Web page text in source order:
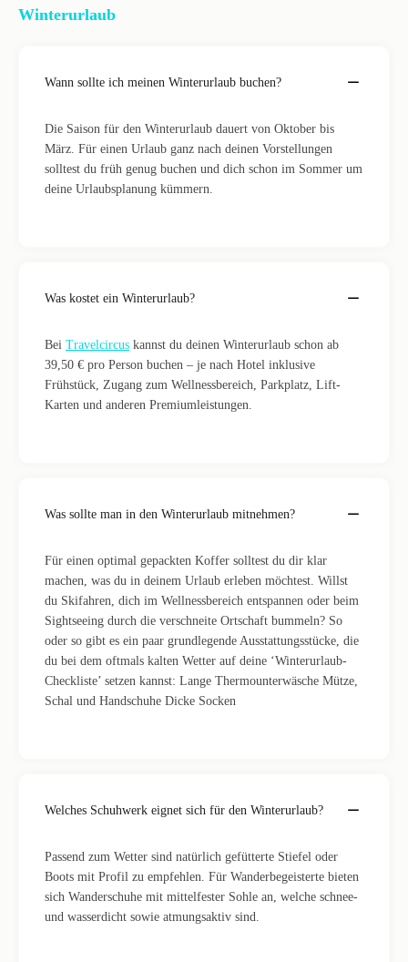
Winterurlaub
Wann sollte ich meinen Winterurlaub buchen?
Die Saison für den Winterurlaub dauert von Oktober bis
März. Für einen Urlaub ganz nach deinen Vorstellungen
solltest du früh genug buchen und dich schon im Sommer um
deine Urlaubsplanung kümmern.
Was kostet ein Winterurlaub?
Bei Travelcircus kannst du deinen Winterurlaub schon ab
39,50 € pro Person buchen – je nach Hotel inklusive
Frühstück, Zugang zum Wellnessbereich, Parkplatz, Lift-
Karten und anderen Premiumleistungen.
Was sollte man in den Winterurlaub mitnehmen?
Für einen optimal gepackten Koffer solltest du dir klar
machen, was du in deinem Urlaub erleben möchtest. Willst
du Skifahren, dich im Wellnessbereich entspannen oder beim
Sightseeing durch die verschneite Ortschaft bummeln? So
oder so gibt es ein paar grundlegende Ausstattungsstücke, die
du bei dem oftmals kalten Wetter auf deine ‘Winterurlaub-
Checkliste’ setzen kannst: Lange Thermounterwäsche Mütze,
Schal und Handschuhe Dicke Socken
Welches Schuhwerk eignet sich für den Winterurlaub?
Passend zum Wetter sind natürlich gefütterte Stiefel oder
Boots mit Profil zu empfehlen. Für Wanderbegeisterte bieten
sich Wanderschuhe mit mittelfester Sohle an, welche schnee-
und wasserdicht sowie atmungsaktiv sind.